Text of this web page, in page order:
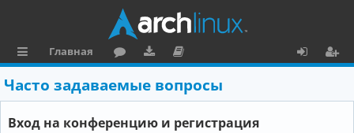
ы
л
Главная
ру
м
ру
зк
ку
м
о
и
Часто задаваемые вопросы
Вход на конференцию и регистрация